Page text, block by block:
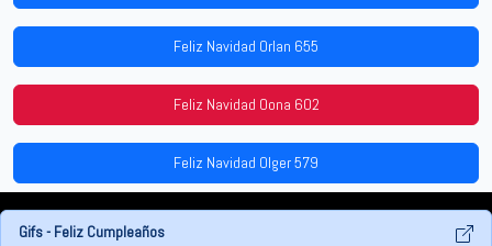
Feliz Navidad Orlan 655
Feliz Navidad Oona 602
Feliz Navidad Olger 579
Gifs - Feliz Cumpleaños